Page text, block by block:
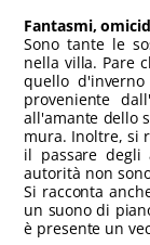
Fantasmi,
Sono tante le
nella villa. Pare
quello
proveniente
all'amante dello
mura. Inoltre, si
il passare
autorità non
Si racconta
un suono di
è presente un